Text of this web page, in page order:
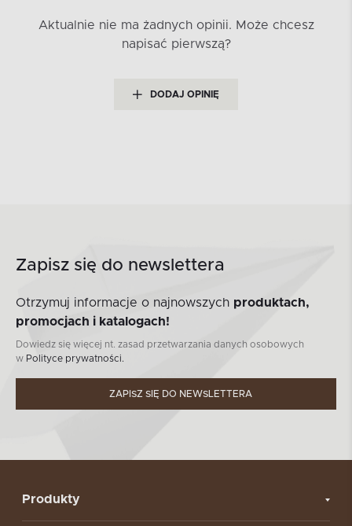
Aktualnie nie ma żadnych opinii. Może chcesz
napisać pierwszą?
DODAJ OPINIĘ
Zapisz się do newslettera
Otrzymuj informacje o najnowszych produktach,
promocjach i katalogach!
Dowiedz się więcej nt. zasad przetwarzania danych osobowych
w Polityce prywatności.
ZAPISZ SIĘ DO NEWSLETTERA
Produkty